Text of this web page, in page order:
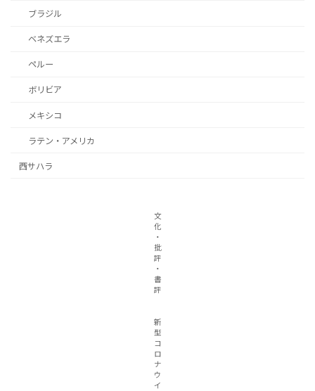
ブラジル
ベネズエラ
ペルー
ボリビア
メキシコ
ラテン・アメリカ
西サハラ
文
化
・
批
評
・
書
評
新
型
コ
ロ
ナ
ウ
イ